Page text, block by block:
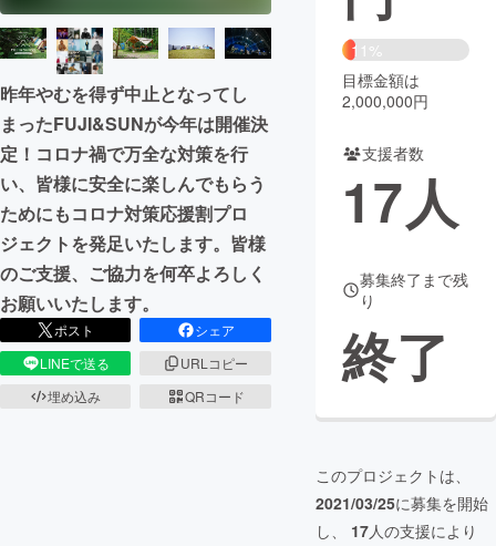
まちづくり・地域活性化
CAMPFIRE for Social Good
CAMPFIRE Creation
CAMPFIREふるさと納税machi-ya コミュニティ
昨年やむを得ず中止となってし
まったFUJI&SUNが今年は開催決
定！コロナ禍で万全な対策を行
い、皆様に安全に楽しんでもらう
ためにもコロナ対策応援割プロ
ジェクトを発足いたします。皆様
のご支援、ご協力を何卒よろしく
お願いいたします。
ポスト
シェア
LINEで送る
URLコピー
埋め込み
QRコード
11%
目標金額は
2,000,000円
支援者数
17人
募集終了まで残
り
終了
このプロジェクトは、
2021/03/25に募集を開始
し、 17人の支援により